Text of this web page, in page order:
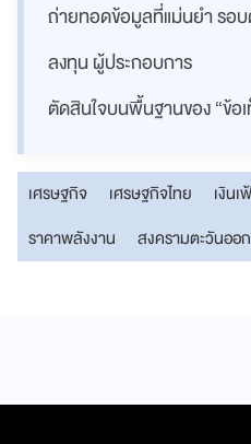
ถ่ายทอดข้อมูลที่แม่นยำ รอ
ลงทุน ผู้ประกอบการ
ตัดสินใจบนพื้นฐานของ “ข้อเ
เศรษฐกิจ เศรษฐกิจไทย เงินเ
ราคาพลังงาน
สงครามตะวันออ